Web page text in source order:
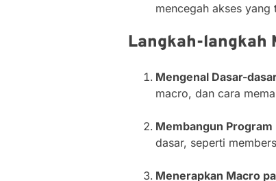
mencegah akses yang
Langkah-langkah
Mengenal Dasar-
macro, dan cara
Membangun
dasar, seperti
Menerapkan Macro